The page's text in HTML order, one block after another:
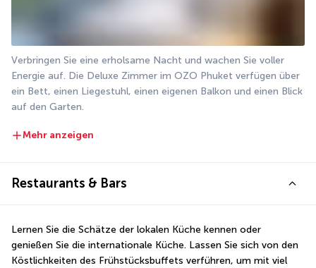
Verbringen Sie eine erholsame Nacht und wachen Sie voller
Energie auf. Die Deluxe Zimmer im OZO Phuket verfügen über
ein Bett, einen Liegestuhl, einen eigenen Balkon und einen Blick
auf den Garten.
Mehr anzeigen
Restaurants & Bars
Lernen Sie die Schätze der lokalen Küche kennen oder
genießen Sie die internationale Küche. Lassen Sie sich von den
Köstlichkeiten des Frühstücksbuffets verführen, um mit viel